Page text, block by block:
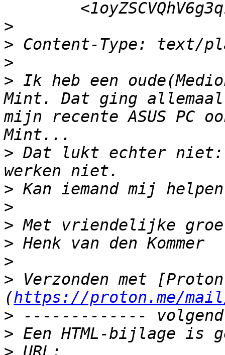
>
>
>
> Ik heb een
Mint. Dat ging
mijn recente ASUS PC
> Dat lukt echter niet:
>
>
>
>
>
> Verzonden met
(https://proton.me/mail/
>
>